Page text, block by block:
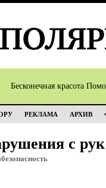
Бесконечная красота
РЕКЛАМА АРХИВ
с рук